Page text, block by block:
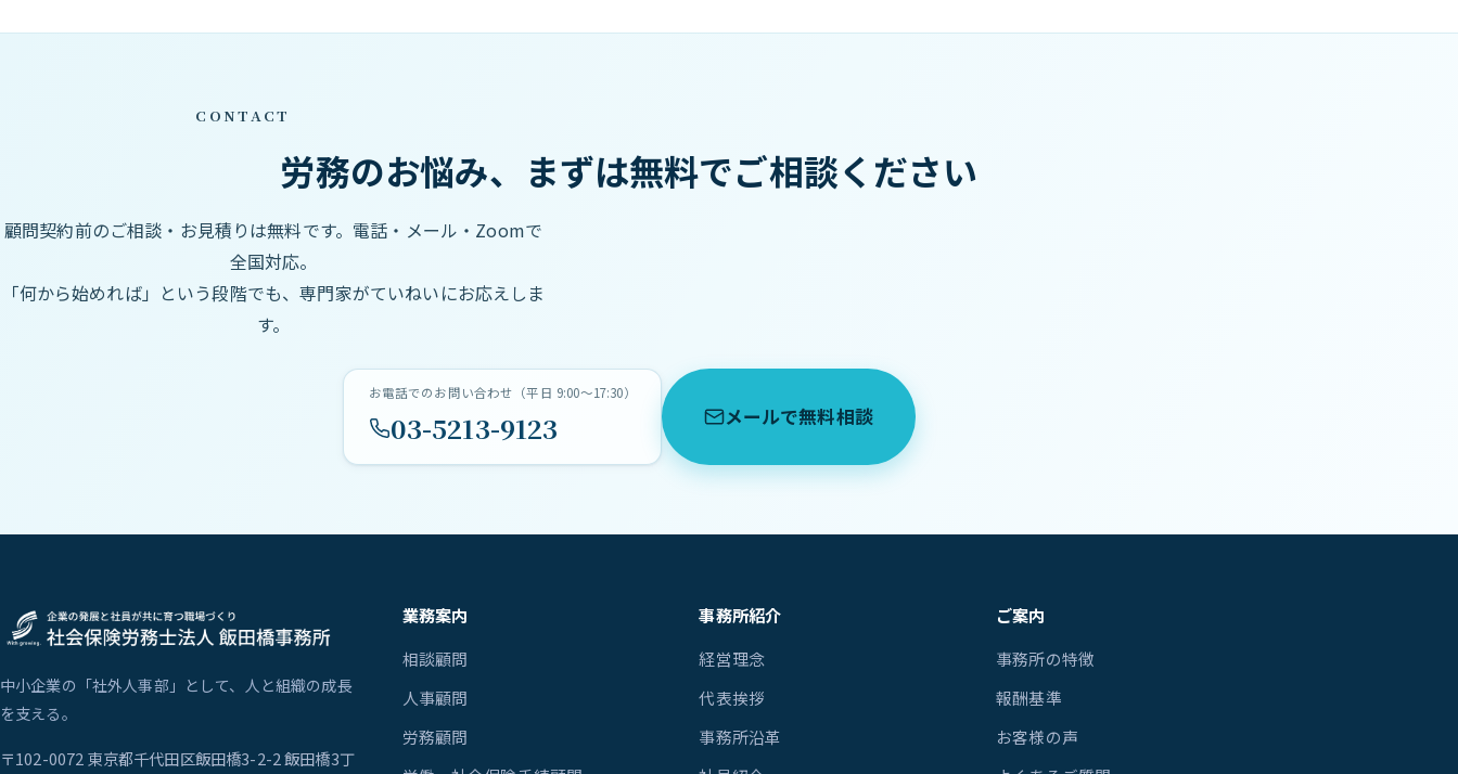
CONTACT
労務のお悩み、まずは無料でご相談ください
顧問契約前のご相談・お見積りは無料です。電話・メール・Zoomで
全国対応。
「何から始めれば」という段階でも、専門家がていねいにお応えしま
す。
お電話でのお問い合わせ（平日 9:00〜17:30）
03-5213-9123 メールで無料相談
中小企業の「社外人事部」として、人と組織の成長
を支える。
〒102-0072 東京都千代田区飯田橋3-2-2 飯田橋3丁
業務案内
相談顧問
人事顧問
労務顧問
事務所紹介
経営理念
代表挨拶
事務所沿革
ご案内
事務所の特徴
報酬基準
お客様の声